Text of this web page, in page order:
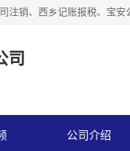
注销、西乡记账报税、宝安
司
公司介绍